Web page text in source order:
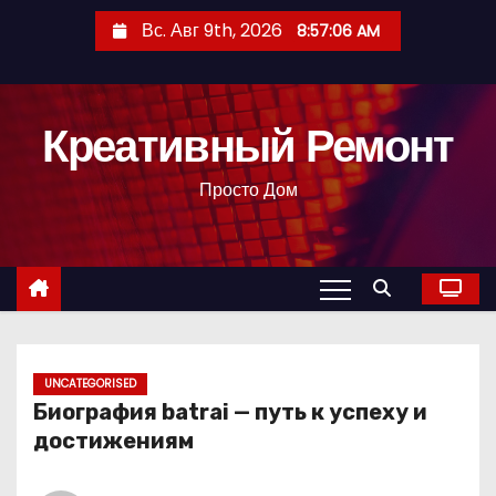
с
Вс. Авг 9th, 2026 8:57:07 AM
Креативный Ремонт
Просто Дом
UNCATEGORISED
Биография batrai — путь к успеху и
достижениям